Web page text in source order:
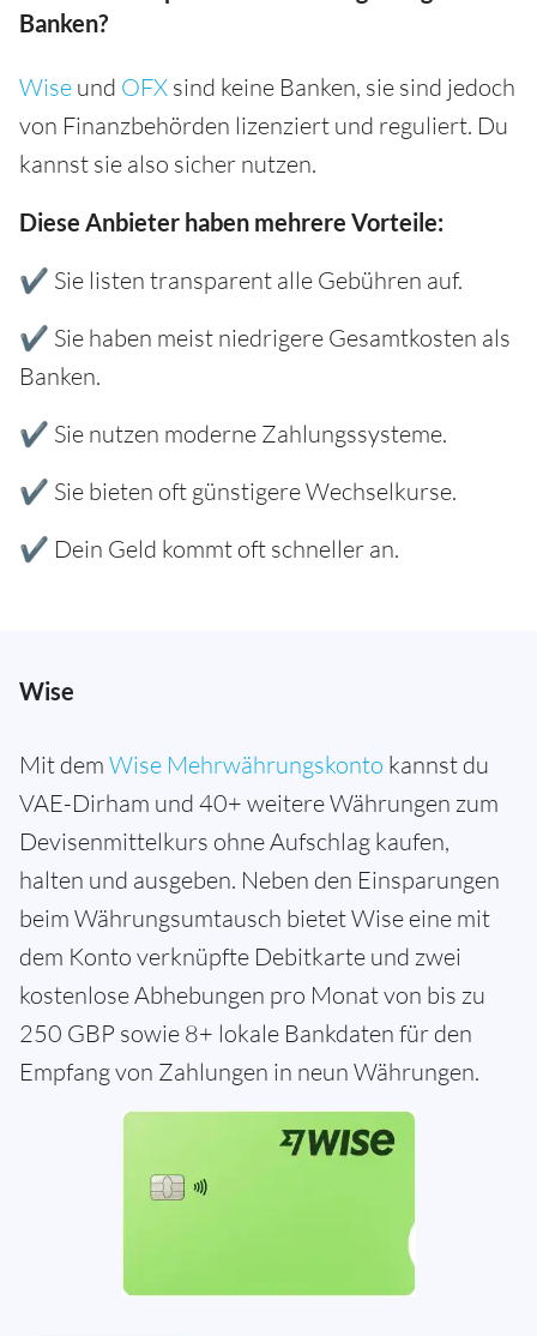
Banken?
Wise und OFX sind keine Banken, sie sind jedoch
von Finanzbehörden lizenziert und reguliert. Du
kannst sie also sicher nutzen.
Diese Anbieter haben mehrere Vorteile:
✔ Sie listen transparent alle Gebühren auf.
✔ Sie haben meist niedrigere Gesamtkosten als
Banken.
✔ Sie nutzen moderne Zahlungssysteme.
✔ Sie bieten oft günstigere Wechselkurse.
✔ Dein Geld kommt oft schneller an.
Wise
Mit dem Wise Mehrwährungskonto kannst du
VAE-Dirham und 40+ weitere Währungen zum
Devisenmittelkurs ohne Aufschlag kaufen,
halten und ausgeben. Neben den Einsparungen
beim Währungsumtausch bietet Wise eine mit
dem Konto verknüpfte Debitkarte und zwei
kostenlose Abhebungen pro Monat von bis zu
250 GBP sowie 8+ lokale Bankdaten für den
Empfang von Zahlungen in neun Währungen.